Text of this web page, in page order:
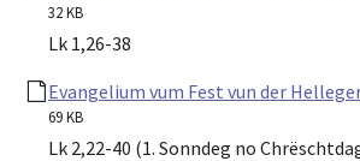
32 KB
Lk 1,26-38
Evangelium vum Fest vun der
69 KB
Lk 2,22-40 (1. Sonndeg no